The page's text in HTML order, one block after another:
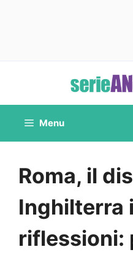
contenuto
Menu
Roma, il
Inghilterra
riflessioni: